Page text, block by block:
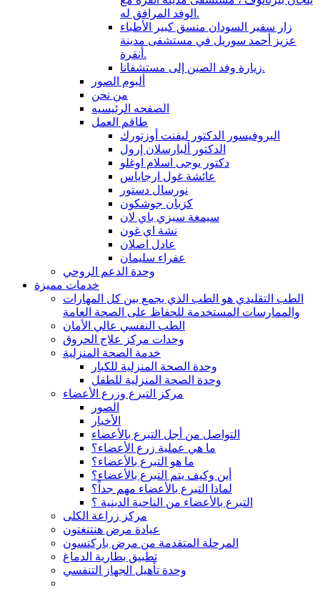
الوفد المرافق له.
زار سفير السودان منسق كبير الأطباء
عزيز أحمد سوريل في مستشفى مدينة
أنقرة.
زيارة وفد الصين إلى مستشفانا.
ألبوم الصور
من نحن
الصفحه الرئيسيه
طاقم العمل
البروفيسور الدكتور ليفنت أوزتورك
الدكتور ألبارسلان إرول
دكتور يوجى اسلام اوغلو
عائشة غول ارجاياس
نورسال دستور
كزبان جوشكون
سيمغة سيزي باي لان
نشة اي غون
عادل اصلان
عفراء سليمان
وحدة الدعم الروحي
خدمات مميزة
الطب التقليدي هو الطب الذي يجمع بين كل المهارات
والممارسات المستخدمة للحفاظ على الصحة العامة
الطب النفسي عالي الأمان
وحدات مركز علاج الحروق
خدمة الصحة المنزلية
وحدة الصحة المنزلية للكبار
وحدة الصحة المنزلية للطفل
مركز التبرع وزرع الأعضاء
الصور
الأخبار
التواصل من أجل التبرع بالأعضاء
ما هي عملية زرع الأعضاء؟
ما هو التبرع بالأعضاء؟
أين وكيف يتم التبرع بالأعضاء؟
لماذا التبرع بالأعضاء مهم جداً؟
التبرع بالأعضاء من الناحية الدينية ؟
مركز زراعة الكلى
عيادة مرض هنتنغتون
المرحلة المتقدمة من مرض باركنسون
تطبيق بطارية الدماغ
وحدة تأهيل الجهاز التنفسي